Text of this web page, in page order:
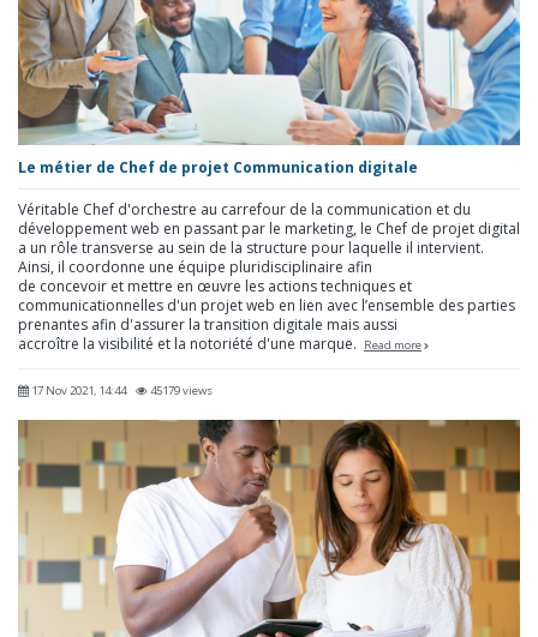
Le métier de Chef de projet Communication digitale
Véritable Chef d'orchestre au carrefour de la communication et du
développement web en passant par le marketing, le Chef de projet digital
a un rôle transverse au sein de la structure pour laquelle il intervient.
Ainsi, il coordonne une équipe pluridisciplinaire afin
de concevoir et mettre en œuvre les actions techniques et
communicationnelles d'un projet web en lien avec l’ensemble des parties
prenantes afin d'assurer la transition digitale mais aussi
accroître la visibilité et la notoriété d'une marque.
Read more
17 Nov 2021, 14:44 45179 views